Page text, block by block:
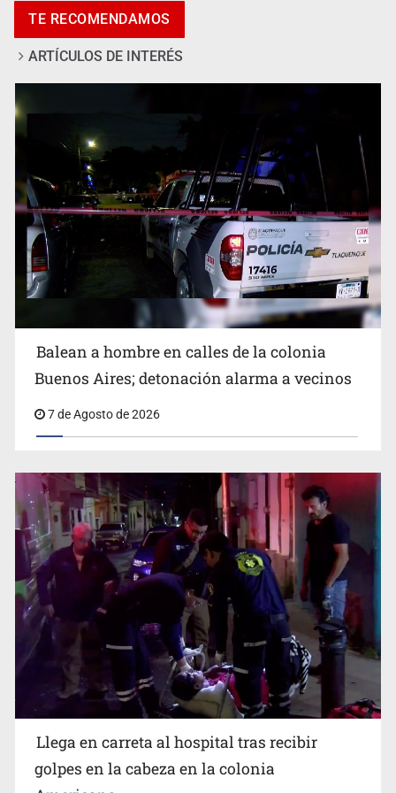
SCJN ordena al Congreso de Jalisco eliminar la
adopción simple
Cae ex mando por agresión a ex pareja y procesan a
agente por abuso a menor
Balean a hombre en calles de la colonia Buenos Aires;
detonación alarma a vecinos
TE RECOMENDAMOS
ARTÍCULOS DE INTERÉS
Balean a hombre en calles de la colonia
Buenos Aires; detonación alarma a vecinos
7 de Agosto de 2026
Llega en carreta al hospital tras recibir
golpes en la cabeza en la colonia